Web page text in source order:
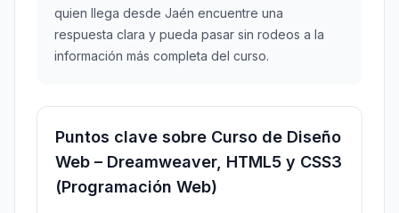
quien llega desde Jaén encuentre una
respuesta clara y pueda pasar sin rodeos a la
información más completa del curso.
Puntos clave sobre Curso de Diseño
Web – Dreamweaver, HTML5 y CSS3
(Programación Web)